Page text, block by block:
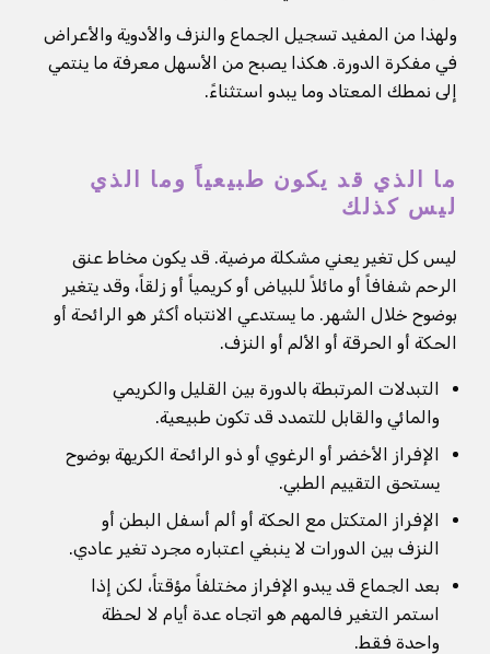
ولهذا من المفيد تسجيل الجماع والنزف والأدوية والأعراض
في مفكرة الدورة. هكذا يصبح من الأسهل معرفة ما ينتمي
إلى نمطك المعتاد وما يبدو استثناءً.
ما الذي قد يكون طبيعياً وما الذي
ليس كذلك
ليس كل تغير يعني مشكلة مرضية. قد يكون مخاط عنق
الرحم شفافاً أو مائلاً للبياض أو كريمياً أو زلقاً، وقد يتغير
بوضوح خلال الشهر. ما يستدعي الانتباه أكثر هو الرائحة أو
الحكة أو الحرقة أو الألم أو النزف.
التبدلات المرتبطة بالدورة بين القليل والكريمي
والمائي والقابل للتمدد قد تكون طبيعية.
الإفراز الأخضر أو الرغوي أو ذو الرائحة الكريهة بوضوح
يستحق التقييم الطبي.
الإفراز المتكتل مع الحكة أو ألم أسفل البطن أو
النزف بين الدورات لا ينبغي اعتباره مجرد تغير عادي.
بعد الجماع قد يبدو الإفراز مختلفاً مؤقتاً، لكن إذا
استمر التغير فالمهم هو اتجاه عدة أيام لا لحظة
واحدة فقط.